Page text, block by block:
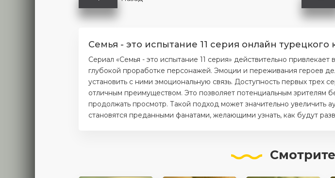
Семья - это испытание 11 серия онлайн
Сериал «Семья - это испытание 11 серия» действительно
глубокой проработке персонажей. Эмоции и переживания героев
установить с ними эмоциональную связь. Доступность первых трех
отличным преимуществом. Это позволяет потенциальным зрителям
продолжать просмотр. Такой подход может значительно увеличить
становятся преданными фанатами, желающими узнать, как будут
Смотрите